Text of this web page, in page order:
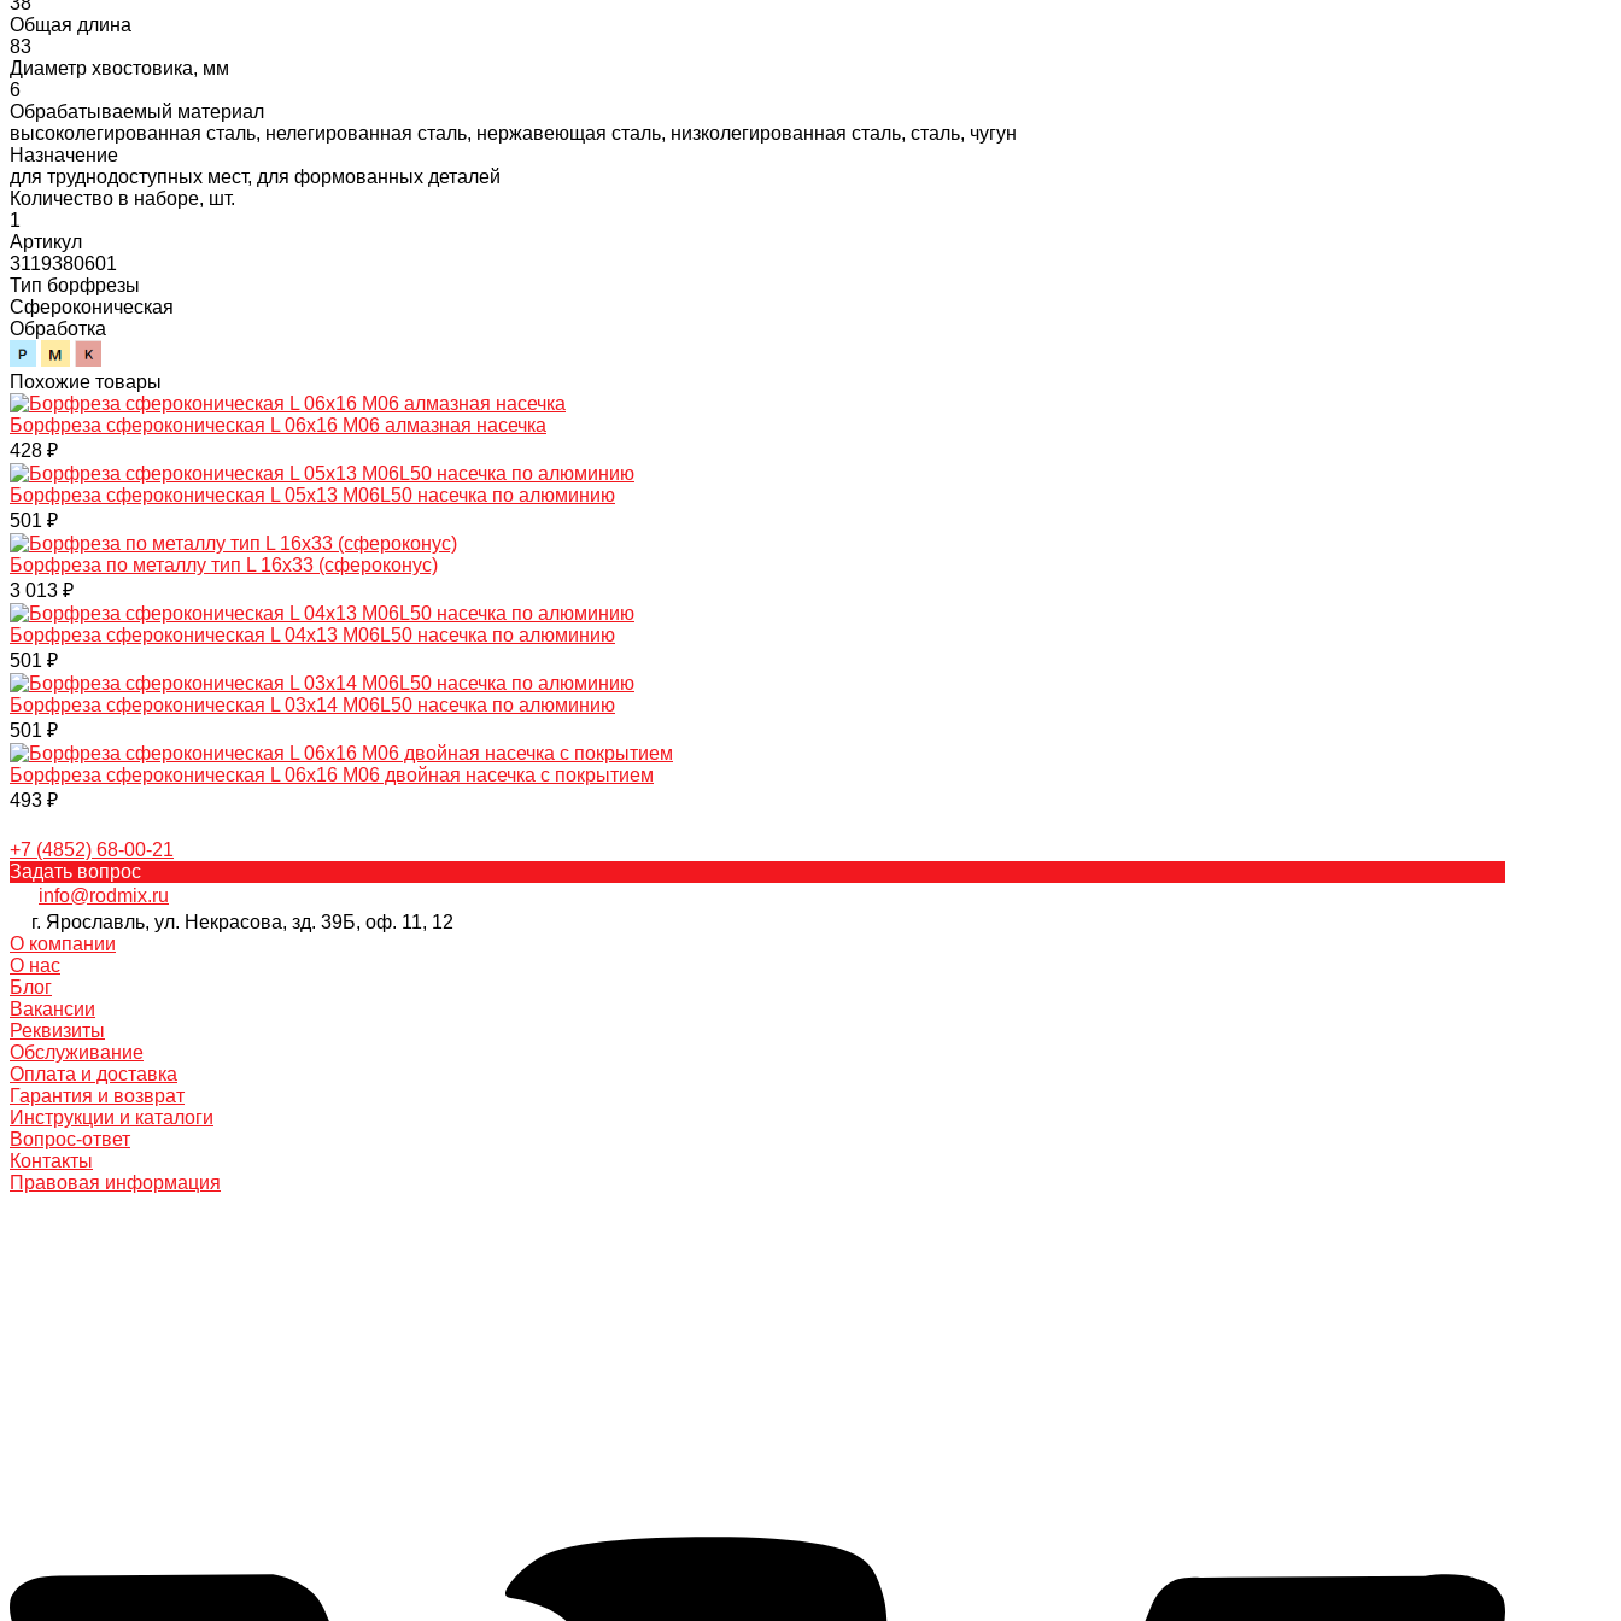
Общая длина
83
Диаметр хвостовика, мм
6
Обрабатываемый материал
высоколегированная сталь, нелегированная сталь, нержавеющая сталь, низколегированная сталь, сталь, чугун
Назначение
для труднодоступных мест, для формованных деталей
Количество в наборе, шт.
1
Артикул
3119380601
Тип борфрезы
Сфероконическая
Обработка
Похожие товары
Борфреза сфероконическая L 06х16 M06 алмазная насечка
428 ₽
Борфреза сфероконическая L 05х13 M06L50 насечка по алюминию
501 ₽
Борфреза по металлу тип L 16х33 (сфероконус)
3 013 ₽
Борфреза сфероконическая L 04х13 M06L50 насечка по алюминию
501 ₽
Борфреза сфероконическая L 03х14 M06L50 насечка по алюминию
501 ₽
Борфреза сфероконическая L 06х16 M06 двойная насечка с покрытием
493 ₽
+7 (4852) 68-00-21
Задать вопрос
info@rodmix.ru
г. Ярославль, ул. Некрасова, зд. 39Б, оф. 11, 12
О компании
О нас
Блог
Вакансии
Реквизиты
Обслуживание
Оплата и доставка
Гарантия и возврат
Инструкции и каталоги
Вопрос-ответ
Контакты
Правовая информация